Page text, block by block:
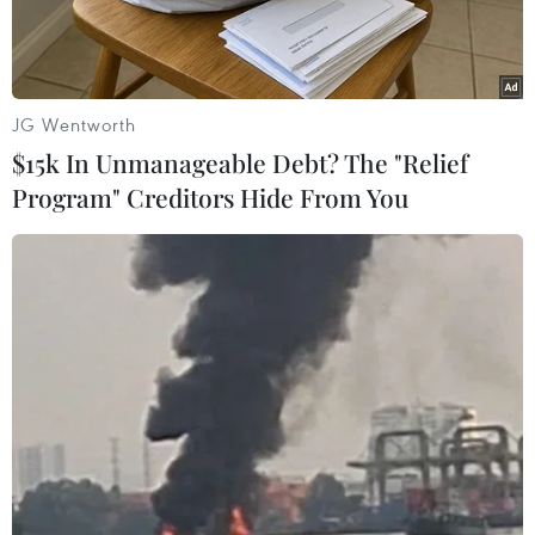
Lực lượng chức năng tham gia chữa cháy. (Ảnh: Hoàng
Ngọc/TTXVN)
Liên quan đến vụ cháy xảy ra chiều 12/5 tại địa
chỉ số 144 Văn Cao, phường Đằng Giang, quận
JG Wentworth
$15k In Unmanageable Debt? The "Relief
Program" Creditors Hide From You